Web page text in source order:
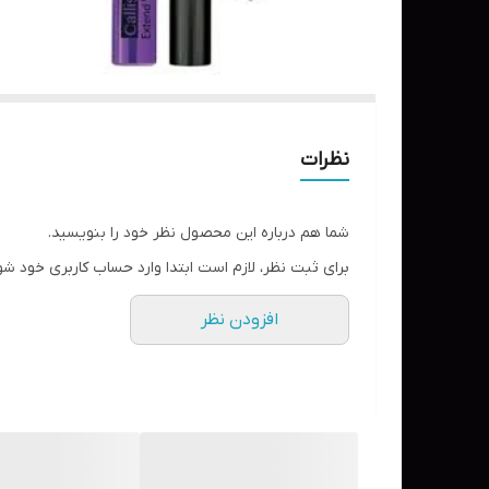
نظرات
شما هم درباره این محصول نظر خود را بنویسید.
برای ثبت نظر، لازم است ابتدا وارد حساب کاربری خود
افزودن نظر